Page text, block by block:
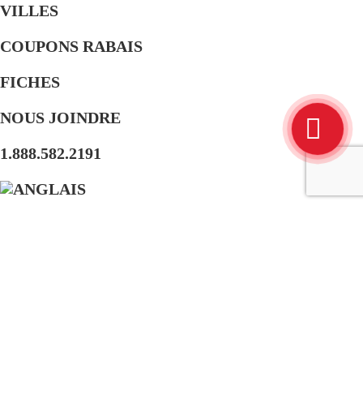
VILLES
COUPONS RABAIS
FICHES
NOUS JOINDRE
1.888.582.2191